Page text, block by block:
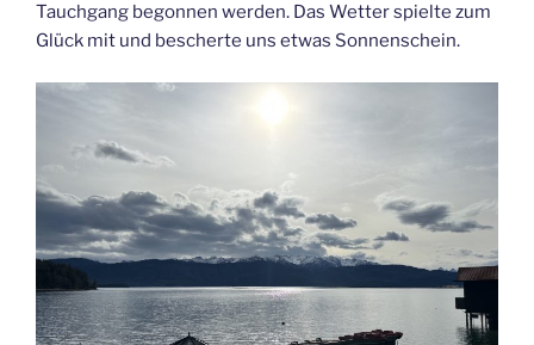
Tauchgang begonnen werden. Das Wetter spielte zum
Glück mit und bescherte uns etwas Sonnenschein.